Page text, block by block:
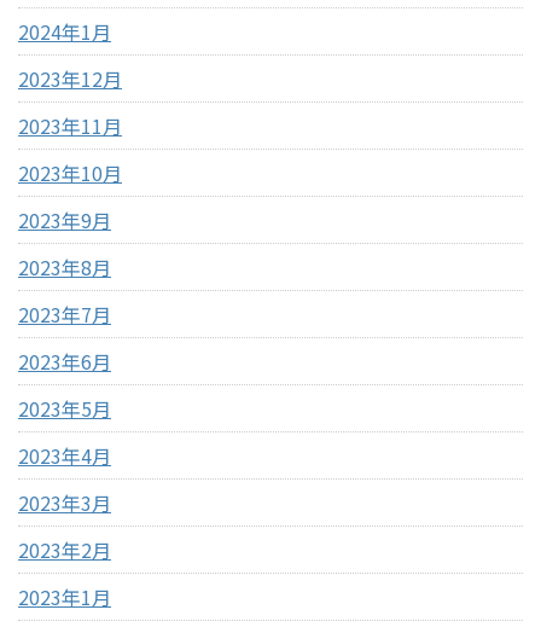
2024年1月
2023年12月
2023年11月
2023年10月
2023年9月
2023年8月
2023年7月
2023年6月
2023年5月
2023年4月
2023年3月
2023年2月
2023年1月